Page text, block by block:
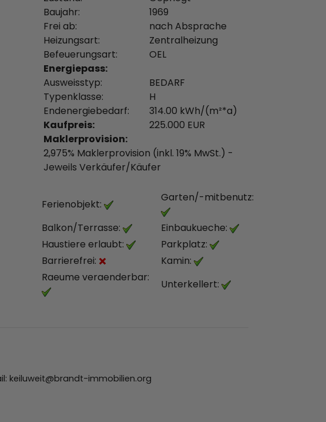
Baujahr:
1969
Frei ab:
nach Absprache
Heizungsart:
Zentralheizung
Befeuerungsart:
OEL
Energiepass:
Ausweisstyp:
BEDARF
Typenklasse:
H
Endenergiebedarf:
314.00 kWh/(m²*a)
Kaufpreis:
225.000 EUR
Maklerprovision:
2,975% Maklerprovision (inkl. 19% MwSt.) -
Jeweils Verkäufer/Käufer
Ferienobjekt:
Garten/-mitbenutz:
Balkon/Terrasse:
Einbaukueche:
Haustiere erlaubt:
Parkplatz:
Barrierefrei:
Kamin:
Raeume veraenderbar:
Unterkellert:
keiluweit@brandt-immobilien.org